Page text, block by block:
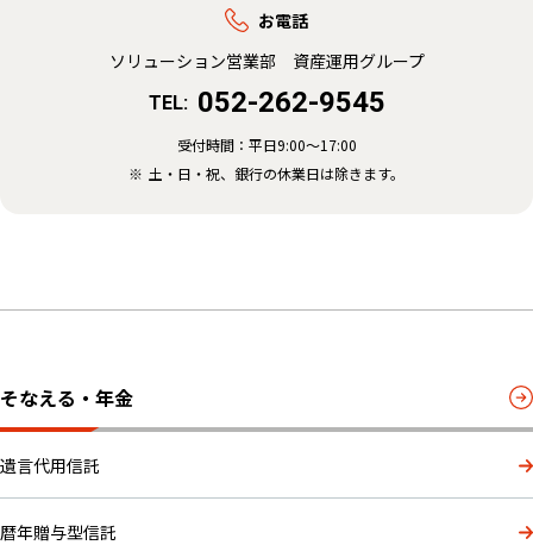
お電話
ソリューション営業部 資産運用グループ
TEL: 052-262-9545
受付時間：平日9:00～17:00
土・日・祝、銀行の休業日は除きます。
そなえる・年金
遺言代用信託
暦年贈与型信託